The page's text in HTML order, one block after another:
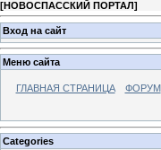
[НОВОСПАССКИЙ ПОРТАЛ]
Вход на сайт
Меню сайта
ГЛАВНАЯ СТРАНИЦА ФОРУМ
Categories